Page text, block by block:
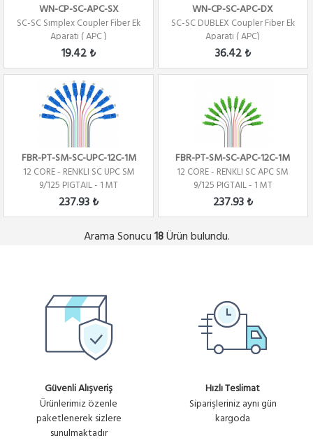
WN-CP-SC-APC-SX
SC-SC Sımplex Coupler Fiber Ek
Aparatı ( APC )
19.42 ₺
WN-CP-SC-APC-DX
SC-SC DUBLEX Coupler Fiber Ek
Aparatı ( APC)
36.42 ₺
FBR-PT-SM-SC-UPC-12C-1M
12 CORE - RENKLI SC UPC SM
9/125 PIGTAIL - 1 MT
237.93 ₺
FBR-PT-SM-SC-APC-12C-1M
12 CORE - RENKLI SC APC SM
9/125 PIGTAIL - 1 MT
237.93 ₺
Arama Sonucu 18Ürün bulundu.
Güvenli Alışveriş
Ürünlerimiz özenle
paketlenerek sizlere
sunulmaktadır
Hızlı Teslimat
Siparişleriniz aynı gün
kargoda